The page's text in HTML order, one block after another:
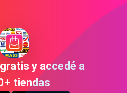
y accedé a
tiendas